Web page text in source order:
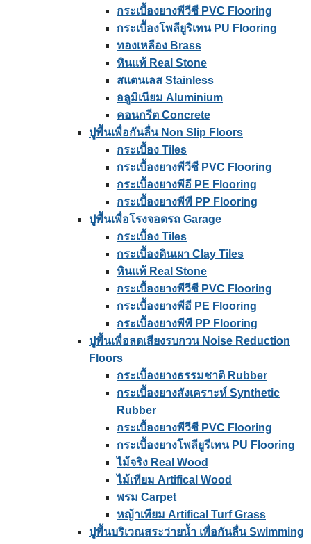
กระเบื้องยางพีวีซี PVC Flooring
กระเบื้องโพลียูริเทน PU Flooring
ทองเหลือง Brass
หินแท้ Real Stone
สแตนเลส Stainless
อลูมิเนียม Aluminium
คอนกรีต Concrete
ปูพื้นเพื่อกันลื่น Non Slip Floors
กระเบื้อง Tiles
กระเบื้องยางพีวีซี PVC Flooring
กระเบื้องยางพีอี PE Flooring
กระเบื้องยางพีพี PP Flooring
ปูพื้นเพื่อโรงจอดรถ Garage
กระเบื้อง Tiles
กระเบื้องดินเผา Clay Tiles
หินแท้ Real Stone
กระเบื้องยางพีวีซี PVC Flooring
กระเบื้องยางพีอี PE Flooring
กระเบื้องยางพีพี PP Flooring
ปูพื้นเพื่อลดเสียงรบกวน Noise Reduction
Floors
กระเบื้องยางธรรมชาติ Rubber
กระเบื้องยางสังเคราะห์ Synthetic
Rubber
กระเบื้องยางพีวีซี PVC Flooring
กระเบื้องยางโพลียูรีเทน PU Flooring
ไม้จริง Real Wood
ไม้เทียม Artifical Wood
พรม Carpet
หญ้าเทียม Artifical Turf Grass
ปูพื้นบริเวณสระว่ายน้ำ เพื่อกันลื่น Swimming